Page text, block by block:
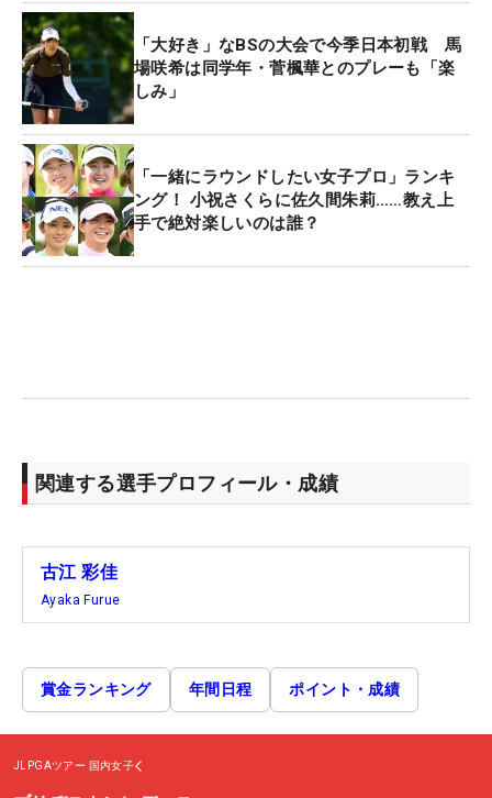
「大好き」なBSの大会で今季日本初戦 馬
場咲希は同学年・菅楓華とのプレーも「楽
しみ」
「一緒にラウンドしたい女子プロ」ランキ
ング！ 小祝さくらに佐久間朱莉……教え上
手で絶対楽しいのは誰？
関連する選手プロフィール・成績
古江 彩佳
Ayaka Furue
賞金ランキング 年間日程 ポイント・成績
JLPGAツアー 国内女子